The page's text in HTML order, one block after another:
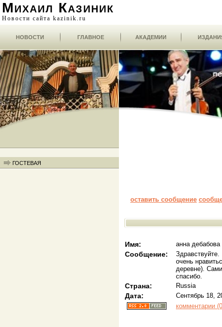
Михаил Казиник
Новости сайта kazinik.ru
НОВОСТИ ГЛАВНОЕ АКАДЕМИИ
ГОСТЕВАЯ
оставить сообщение
Имя: анна дебабова
Сообщение:
очень
деревне).
спасибо.
Страна: Russia
Дата:
Сентябрь 18,
комментарии